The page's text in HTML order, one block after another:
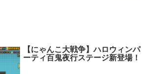
【にゃんこ大戦争】ハロウィンパ
ーティ百鬼夜行ステージ新登場！